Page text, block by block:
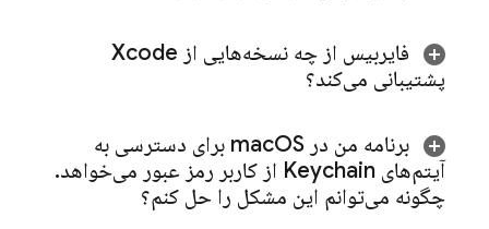
فایربیس از چه نسخه‌هایی از Xcode
پشتیبانی می‌کند؟
برنامه من در mac
OS برای دسترسی به
آیتم‌های Keychain از کاربر رمز عبور می‌خواهد
.
چگونه می‌توانم این مشکل را حل کنم؟